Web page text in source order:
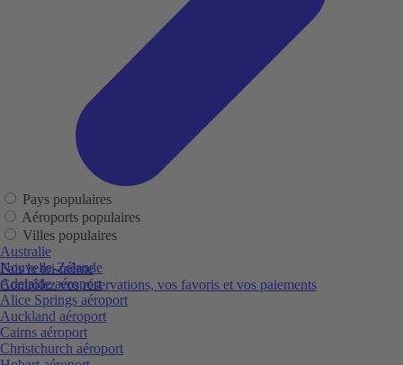
Fais le toi-même
Contrôlez vos réservations, vos favoris et vos paiements
Pays populaires
Aéroports populaires
Villes populaires
Australie
Nouvelle-Zélande
Adelaide aéroport
Alice Springs aéroport
Auckland aéroport
Cairns aéroport
Christchurch aéroport